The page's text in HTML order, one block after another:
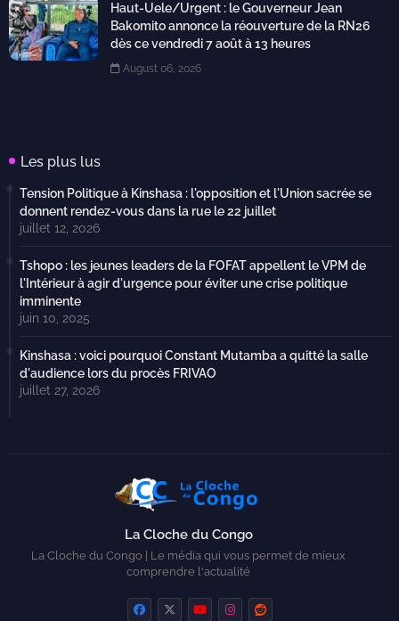
Haut-Uele/Urgent : le Gouverneur Jean
Bakomito annonce la réouverture de la RN26
dès ce vendredi 7 août à 13 heures
August 06, 2026
Les plus lus
Tension Politique à Kinshasa : l'opposition et l'Union sacrée se
donnent rendez-vous dans la rue le 22 juillet
juillet 12, 2026
Tshopo : les jeunes leaders de la FOFAT appellent le VPM de
l'Intérieur à agir d'urgence pour éviter une crise politique
imminente
juin 10, 2025
Kinshasa : voici pourquoi Constant Mutamba a quitté la salle
d'audience lors du procès FRIVAO
juillet 27, 2026
La Cloche du Congo
La Cloche du Congo | Le média qui vous permet de mieux
comprendre l'actualité